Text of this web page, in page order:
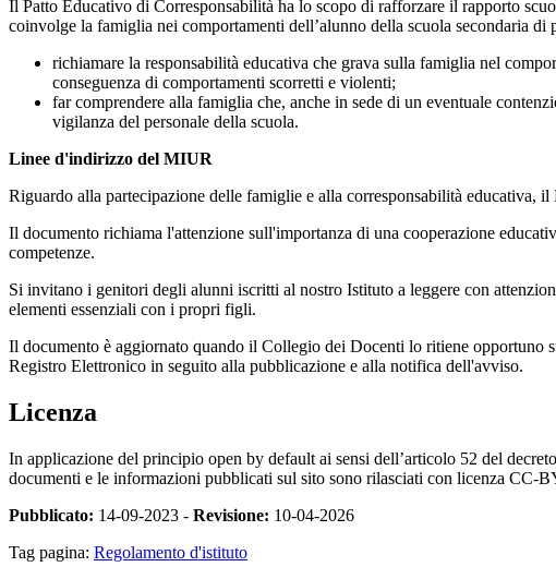
Il Patto Educativo di Corresponsabilità ha lo scopo di rafforzare il rapporto
coinvolge la famiglia nei comportamenti dell’alunno della scuola secondaria
richiamare la responsabilità educativa che grava sulla famiglia nel
conseguenza di comportamenti scorretti e violenti;
far comprendere alla famiglia che, anche in sede di un eventuale
vigilanza del personale della scuola.
Linee d'indirizzo del MIUR
Riguardo alla partecipazione delle famiglie e alla corresponsabilità
Il documento richiama l'attenzione sull'importanza di una cooperazione
competenze.
Si invitano i genitori degli alunni iscritti al nostro Istituto a leggere con
elementi essenziali con i propri figli.
Il documento è aggiornato quando il Collegio dei Docenti lo ritiene opportuno
Registro Elettronico in seguito alla pubblicazione e alla notifica dell'avviso.
Licenza
In applicazione del principio open by default ai sensi dell’articolo 52 del
documenti e le informazioni pubblicati sul sito sono rilasciati con licenza CC-
Pubblicato: 14-09-2023 - Revisione: 10-04-2026
Tag pagina: Regolamento d'istituto